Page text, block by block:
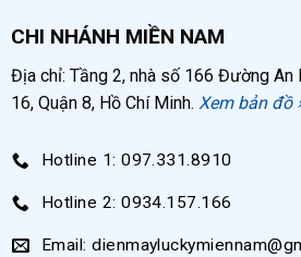
CHI NHÁNH MIỀN NAM
Địa chỉ: Tầng 2, nhà số 166 Đường
16, Quận 8, Hồ Chí Minh. Xem bản đồ
Hotline 1: 097.331.8910
Hotline 2: 0934.157.166
Email: